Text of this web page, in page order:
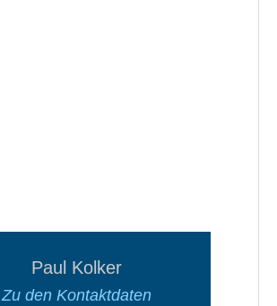
Paul Kolker
Zu den Kontaktdaten